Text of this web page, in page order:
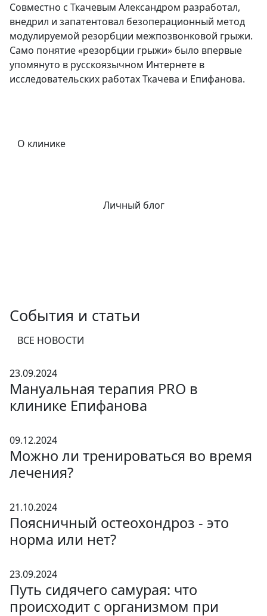
Совместно с Ткачевым Александром разработал,
внедрил и запатентовал безоперационный метод
модулируемой резорбции межпозвонковой грыжи.
Само понятие «резорбции грыжи» было впервые
упомянуто в русскоязычном Интернете в
исследовательских работах Ткачева и Епифанова.
О клинике
Личный блог
События и статьи
ВСЕ НОВОСТИ
23.09.2024
Мануальная терапия PRO в
клинике Епифанова
09.12.2024
Можно ли тренироваться во время
лечения?
21.10.2024
Поясничный остеохондроз - это
норма или нет?
23.09.2024
Путь сидячего самурая: что
происходит с организмом при